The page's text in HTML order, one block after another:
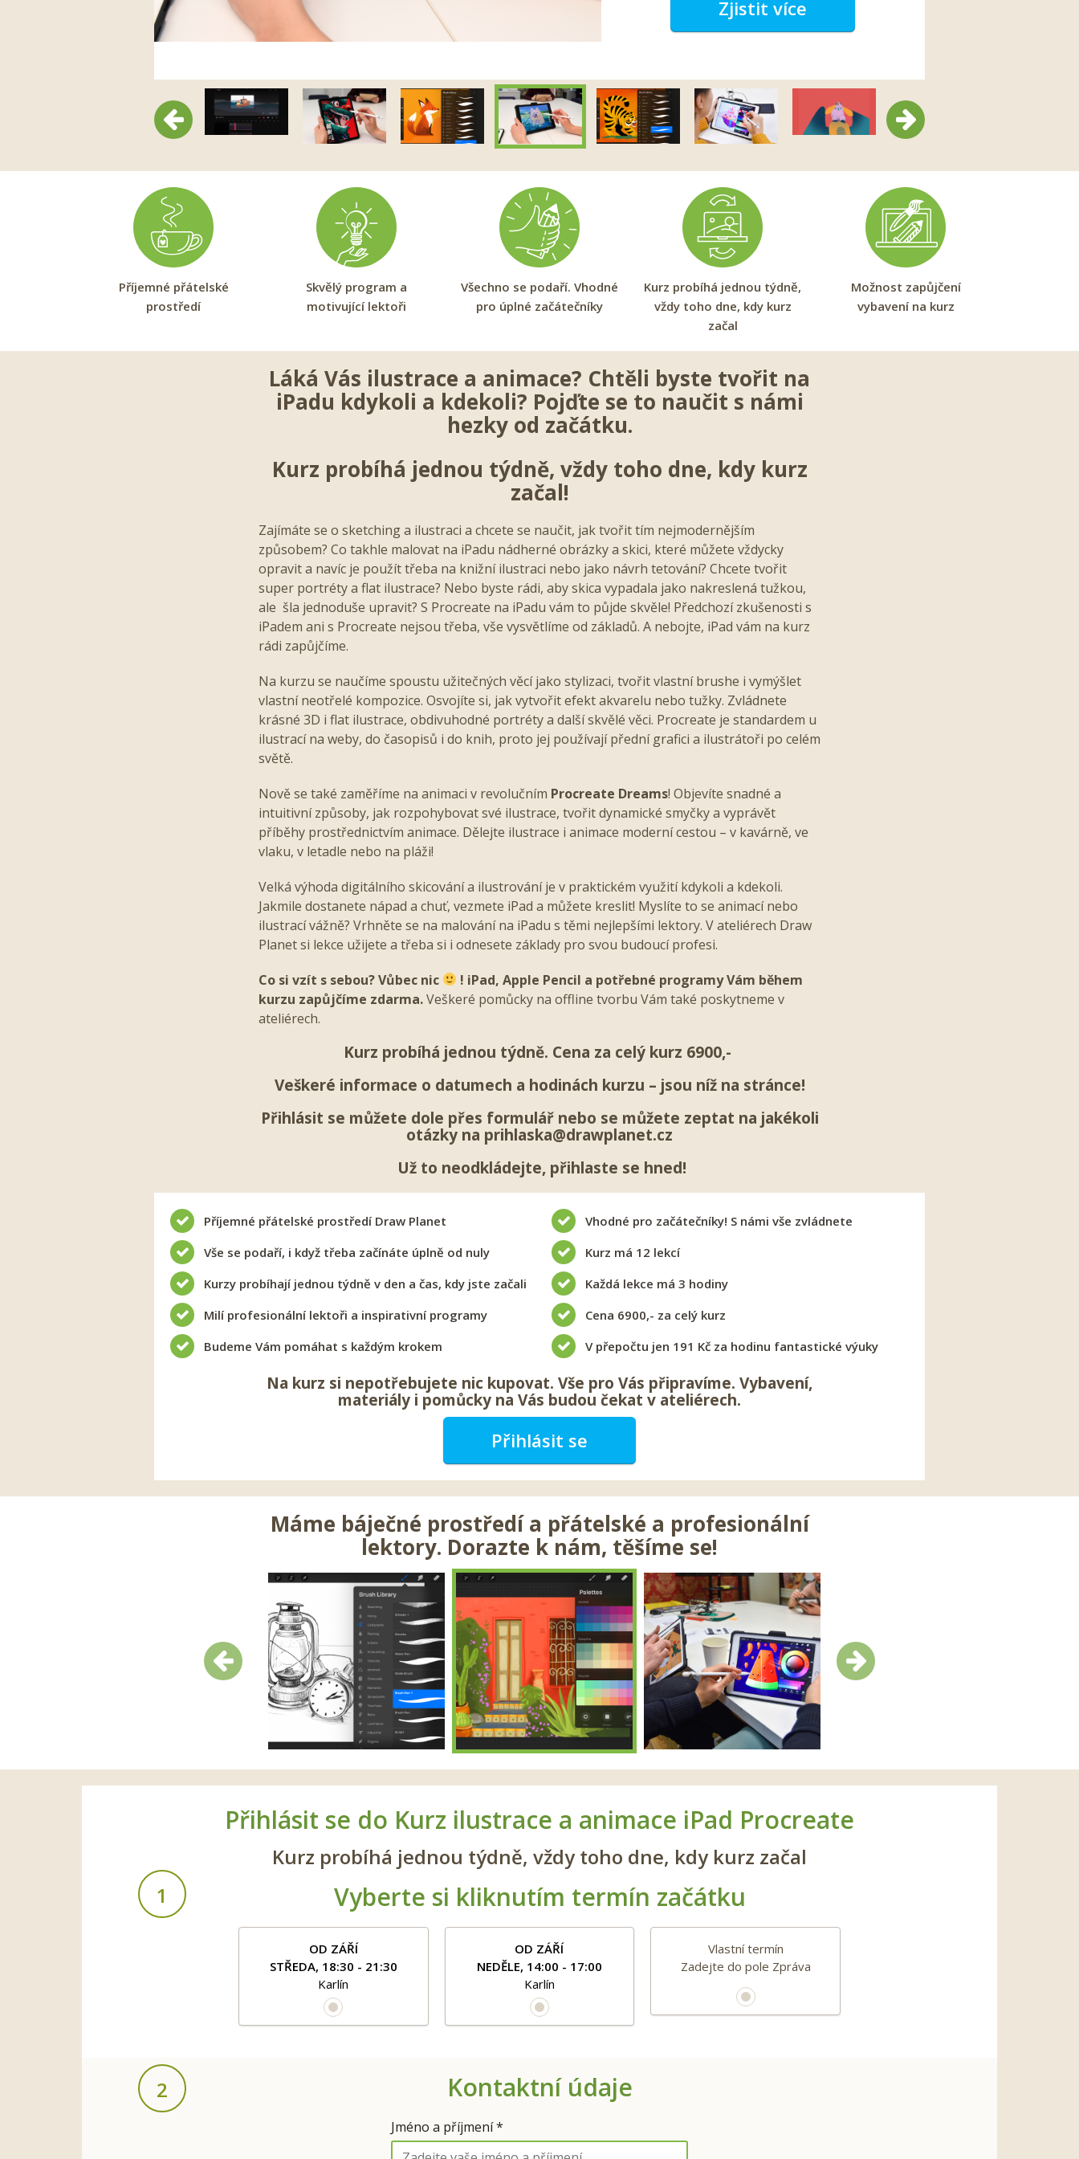
Zjistit více
Předchozí Další
Příjemné přátelské
prostředí
Skvělý program a
motivující lektoři
Všechno se podaří. Vhodné
pro úplné začátečníky
Kurz probíhá jednou týdně,
vždy toho dne, kdy kurz
začal
Možnost zapůjčení
vybavení na kurz
Láká Vás ilustrace a animace? Chtěli byste tvořit na
iPadu kdykoli a kdekoli? Pojďte se to naučit s námi
hezky od začátku.
Kurz probíhá jednou týdně, vždy toho dne, kdy kurz
začal!
Zajímáte se o sketching a ilustraci a chcete se naučit, jak tvořit tím nejmodernějším
způsobem? Co takhle malovat na iPadu nádherné obrázky a skici, které můžete vždycky
opravit a navíc je použít třeba na knižní ilustraci nebo jako návrh tetování? Chcete tvořit
super portréty a flat ilustrace? Nebo byste rádi, aby skica vypadala jako nakreslená tužkou,
ale šla jednoduše upravit? S Procreate na iPadu vám to půjde skvěle! Předchozí zkušenosti s
iPadem ani s Procreate nejsou třeba, vše vysvětlíme od základů. A nebojte, iPad vám na kurz
rádi zapůjčíme.
Na kurzu se naučíme spoustu užitečných věcí jako stylizaci, tvořit vlastní brushe i vymýšlet
vlastní neotřelé kompozice. Osvojíte si, jak vytvořit efekt akvarelu nebo tužky. Zvládnete
krásné 3D i flat ilustrace, obdivuhodné portréty a další skvělé věci. Procreate je standardem u
ilustrací na weby, do časopisů i do knih, proto jej používají přední grafici a ilustrátoři po celém
světě.
Nově se také zaměříme na animaci v revolučním Procreate Dreams! Objevíte snadné a
intuitivní způsoby, jak rozpohybovat své ilustrace, tvořit dynamické smyčky a vyprávět
příběhy prostřednictvím animace. Dělejte ilustrace i animace moderní cestou – v kavárně, ve
vlaku, v letadle nebo na pláži!
Velká výhoda digitálního skicování a ilustrování je v praktickém využití kdykoli a kdekoli.
Jakmile dostanete nápad a chuť, vezmete iPad a můžete kreslit! Myslíte to se animací nebo
ilustrací vážně? Vrhněte se na malování na iPadu s těmi nejlepšími lektory. V ateliérech Draw
Planet si lekce užijete a třeba si i odnesete základy pro svou budoucí profesi.
Co si vzít s sebou? Vůbec nic
! iPad, Apple Pencil a potřebné programy Vám během
kurzu zapůjčíme zdarma.Veškeré pomůcky na offline tvorbu Vám také poskytneme v
ateliérech.
Kurz probíhá jednou týdně. Cena za celý kurz 6900,-
Veškeré informace o datumech a hodinách kurzu – jsou níž na stránce!
Přihlásit se můžete dole přes formulář nebo se můžete zeptat na jakékoli
otázky na prihlaska@drawplanet.cz
Už to neodkládejte, přihlaste se hned!
Příjemné přátelské prostředí Draw Planet
Vše se podaří, i když třeba začínáte úplně od nuly
Kurzy probíhají jednou týdně v den a čas, kdy jste začali
Milí profesionální lektoři a inspirativní programy
Budeme Vám pomáhat s každým krokem
Vhodné pro začátečníky! S námi vše zvládnete
Kurz má 12 lekcí
Každá lekce má 3 hodiny
Cena 6900,- za celý kurz
V přepočtu jen 191 Kč za hodinu fantastické výuky
Na kurz si nepotřebujete nic kupovat. Vše pro Vás připravíme. Vybavení,
materiály i pomůcky na Vás budou čekat v ateliérech.
Přihlásit se
Máme báječné prostředí a přátelské a profesionální
lektory. Dorazte k nám, těšíme se!
Předchozí Další
Přihlásit se do Kurz ilustrace a animace iPad Procreate
1
Kurz probíhá jednou týdně, vždy toho dne, kdy kurz začal
Vyberte si kliknutím termín začátku
OD ZÁŘÍ
STŘEDA, 18:30 - 21:30
Karlín
OD ZÁŘÍ
NEDĚLE, 14:00 - 17:00
Karlín
Vlastní termín
Zadejte do pole Zpráva
2 Kontaktní údaje
Jméno a příjmení *